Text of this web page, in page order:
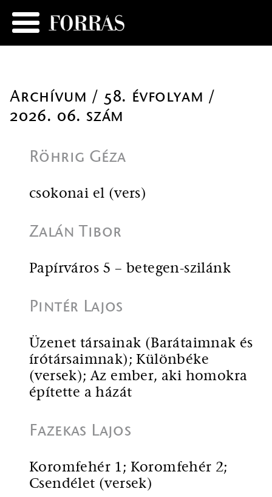
Archívum / 58. évfolyam /
2026. 06. szám
Röhrig Géza
csokonai el (vers)
Zalán Tibor
Papírváros 5 – betegen-szilánk
Pintér Lajos
Üzenet társainak (Barátaimnak és
írótársaimnak); Különbéke
(versek); Az ember, aki homokra
építette a házát
Fazekas Lajos
Koromfehér 1; Koromfehér 2;
Csendélet (versek)